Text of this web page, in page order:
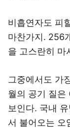
비흡연자도 피
마찬가지. 256
을 고스란히 마
그중에서도 가
월의 공기 질은
보인다. 국내
서 불어오는 오